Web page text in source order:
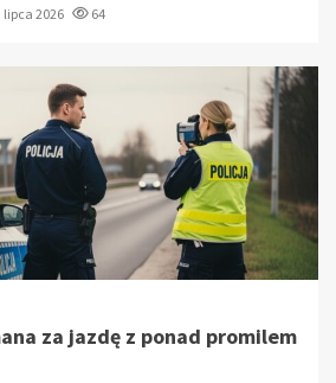
lipca 2026 64
za jazdę z ponad promilem